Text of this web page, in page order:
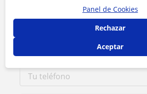
Panel de Cookies
Rechazar
Aceptar